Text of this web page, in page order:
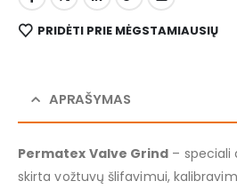
PRIDĖTI PRIE MĖGSTAMIAUSIŲ
APRAŠYMAS
Permatex Valve Grind – speciali
skirta vožtuvų šlifavimui,